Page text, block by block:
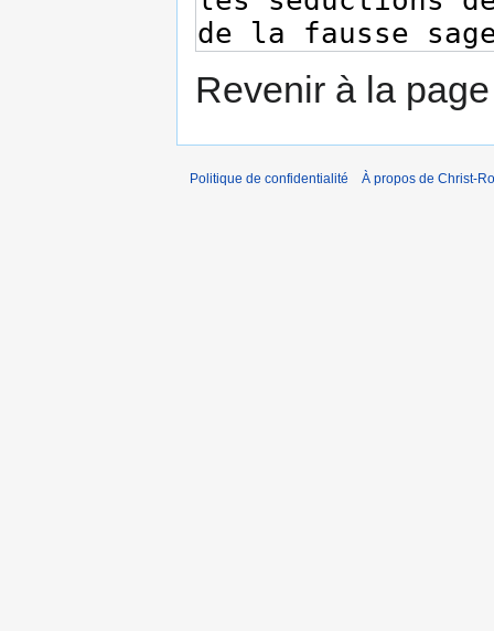
Revenir à la
Politique de confidentialité À propos de Christ-